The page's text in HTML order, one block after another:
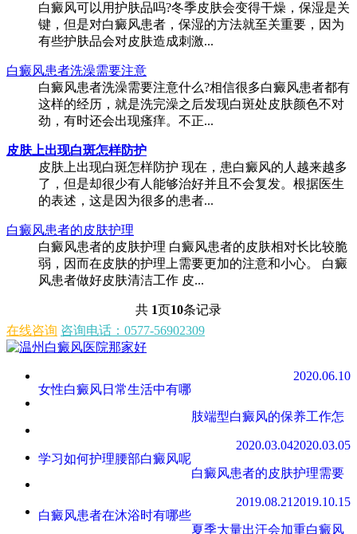
白癜风可以用护肤品吗?冬季皮肤会变得干燥，保湿是关
键，但是对白癜风患者，保湿的方法就至关重要，因为
有些护肤品会对皮肤造成刺激...
白癜风患者洗澡需要注意
白癜风患者洗澡需要注意什么?相信很多白癜风患者都有
这样的经历，就是洗完澡之后发现白斑处皮肤颜色不对
劲，有时还会出现瘙痒。不正...
皮肤上出现白斑怎样防护
皮肤上出现白斑怎样防护 现在，患白癜风的人越来越多
了，但是却很少有人能够治好并且不会复发。根据医生
的表述，这是因为很多的患者...
白癜风患者的皮肤护理
白癜风患者的皮肤护理 白癜风患者的皮肤相对长比较脆
弱，因而在皮肤的护理上需要更加的注意和小心。 白癜
风患者做好皮肤清洁工作 皮...
共 1页10条记录
在线咨询 咨询电话：0577-56902309
女性白癜风日常生活中有哪
2020.06.10
肢端型白癜风的保养工作怎
2020.03.05
学习如何护理腰部白癜风呢
2020.03.04
白癜风患者的皮肤护理需要
2019.10.15
白癜风患者在沐浴时有哪些
2019.08.21
夏季大量出汗会加重白癜风